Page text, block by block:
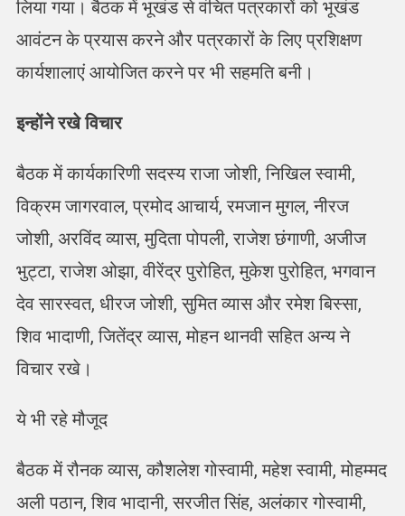
लिया गया। बैठक में भूखंड से वंचित पत्रकारों को भूखंड
आवंटन के प्रयास करने और पत्रकारों के लिए प्रशिक्षण
कार्यशालाएं आयोजित करने पर भी सहमति बनी।
इन्होंने रखे विचार
बैठक में कार्यकारिणी सदस्य राजा जोशी, निखिल स्वामी,
विक्रम जागरवाल, प्रमोद आचार्य, रमजान मुगल, नीरज
जोशी, अरविंद व्यास, मुदिता पोपली, राजेश छंगाणी, अजीज
भुट्टा, राजेश ओझा, वीरेंद्र पुरोहित, मुकेश पुरोहित, भगवान
देव सारस्वत, धीरज जोशी, सुमित व्यास और रमेश बिस्सा,
शिव भादाणी, जितेंद्र व्यास, मोहन थानवी सहित अन्य ने
विचार रखे।
ये भी रहे मौजूद
बैठक में रौनक व्यास, कौशलेश गोस्वामी, महेश स्वामी, मोहम्मद
अली पठान, शिव भादानी, सरजीत सिंह, अलंकार गोस्वामी,